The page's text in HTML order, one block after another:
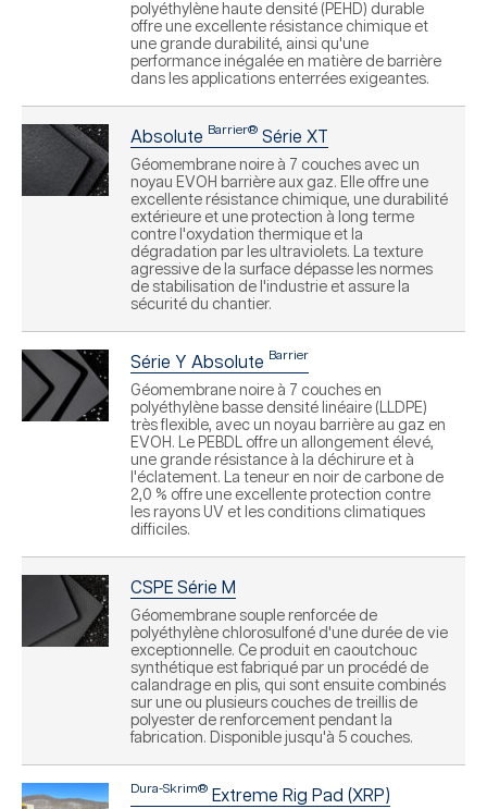
polyéthylène haute densité (PEHD) durable
offre une excellente résistance chimique et
une grande durabilité, ainsi qu'une
performance inégalée en matière de barrière
dans les applications enterrées exigeantes.
Absolute Barrier® Série XT
Géomembrane noire à 7 couches avec un
noyau EVOH barrière aux gaz. Elle offre une
excellente résistance chimique, une durabilité
extérieure et une protection à long terme
contre l'oxydation thermique et la
dégradation par les ultraviolets. La texture
agressive de la surface dépasse les normes
de stabilisation de l'industrie et assure la
sécurité du chantier.
Série Y Absolute Barrier
Géomembrane noire à 7 couches en
polyéthylène basse densité linéaire (LLDPE)
très flexible, avec un noyau barrière au gaz en
EVOH. Le PEBDL offre un allongement élevé,
une grande résistance à la déchirure et à
l'éclatement. La teneur en noir de carbone de
2,0 % offre une excellente protection contre
les rayons UV et les conditions climatiques
difficiles.
CSPE Série M
Géomembrane souple renforcée de
polyéthylène chlorosulfoné d'une durée de vie
exceptionnelle. Ce produit en caoutchouc
synthétique est fabriqué par un procédé de
calandrage en plis, qui sont ensuite combinés
sur une ou plusieurs couches de treillis de
polyester de renforcement pendant la
fabrication. Disponible jusqu'à 5 couches.
Dura-Skrim® Extreme Rig Pad (XRP)